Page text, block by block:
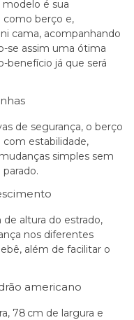
é sua
como berço e,
cama, acompanhando
se assim uma ótima
benefício já que será
de segurança, o berço
estabilidade,
simples sem
altura do estrado,
nos diferentes
além de facilitar o
americano
78 cm de largura e